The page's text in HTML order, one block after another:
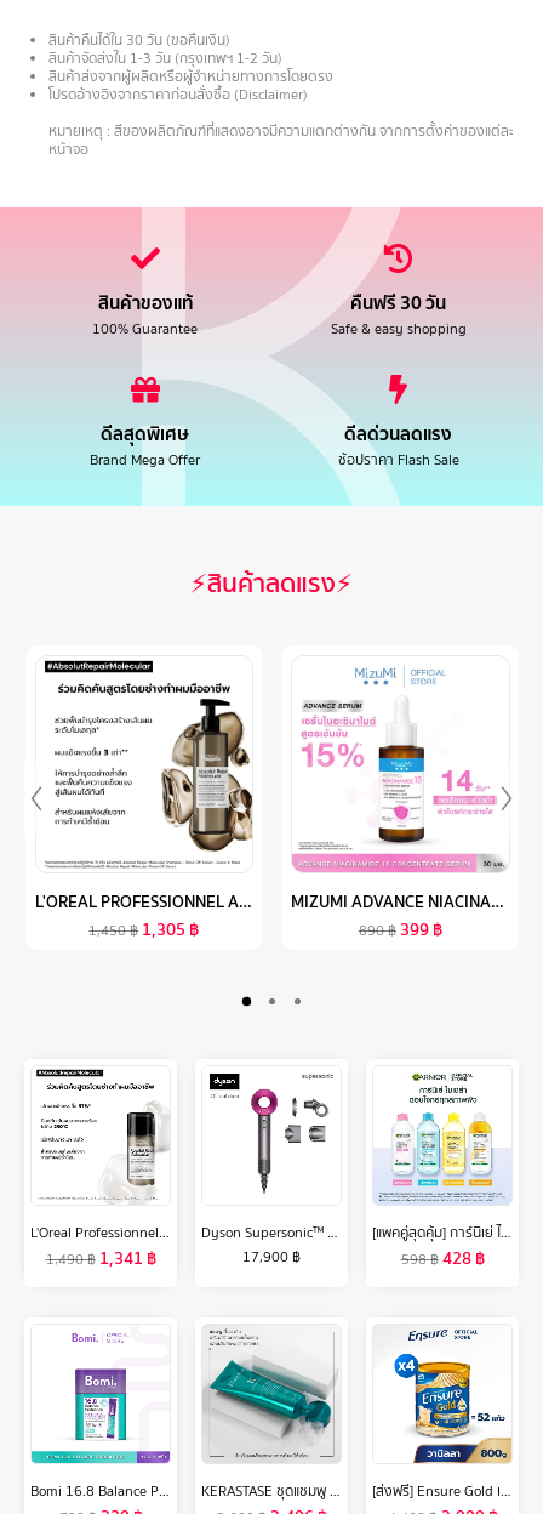
สินค้าคืนได้ใน 30 วัน (ขอคืนเงิน)
สินค้าจัดส่งใน 1-3 วัน (กรุงเทพฯ 1-2 วัน)
สินค้าส่งจากผู้ผลิตหรือผู้จำหน่ายทางการโดยตรง
โปรดอ้างอิงจากราคาก่อนสั่งซื้อ (Disclaimer)
หมายเหตุ : สีของผลิตภัณฑ์ที่แสดงอาจมีความแตกต่างกัน จากการตั้งค่าของแต่ละ
หน้าจอ
สินค้าของแท้
100% Guarantee
คืนฟรี 30 วัน
Safe & easy shopping
ดีลสุดพิเศษ
Brand Mega Offer
ดีลด่วนลดแรง
ช้อปราคา Flash Sale
⚡สินค้าลดแรง⚡
L'OREAL PROFESSIONNEL ABSOLUT REPAIR MOLECULAR RINSE-OFF SERUM 250ML ทรีตเมนต์เซรั่มแบบล้างออก คืนความแข็งแรงสู่เส้นผมได้ทันที (ทรีตเมนต์เซรั่มแบบล้างออก, คืนความแข็งแรงสู่เส้นผม, L'OREAL PRO,L'OREAL PROFESSIONAL,LOREAL PRO,LOREAL PROFESSIONAL)
1,450฿ 1,305 ฿
MIZUMI ADVANCE NIACINAMIDE 15 CONCENTRATE SERUM 30 ML เซรั่มไนอะซินาไมด์ สูตรเข้มข้น 15% ลดเลือนจุดด่างดำ ความหมองคล้ำ รอยแดง รอยดำที่ฝังลึก
890฿ 399฿
L'Oreal Professionnel ABSOLUT REPAIR MOLECULAR LEAVE-IN MASK 100ML ลีฟ-อิน ทรีตเมนต์ เนื้อครีมบางเบา บำรุงล้ำลึกถึงชั้นไฟเบอร์ (ลีฟ-อิน ทรีตเมนต์, เสริมแกนผมให้กลับมาแข็งแรง, L'Oreal Pro,L'Oreal Professional,LOreal Pro,LOreal Professional)
1,490฿ 1,341 ฿
Dyson Supersonic™ hair dryer HD15 (Iron/Fuchsia) ไดร์เป่าผม ไดสัน สีชมพู
17,900 ฿
[แพคคู่สุดคุ้ม] การ์นิเย่ ไมเซล่า คลีนซิ่ง วอเตอร์ วิตามินซี 400มลx2 GARNIER MICELLAR CLEANSING WATER VITAMIN C 400MLx2
598฿428฿
Bomi 16.8 Balance Probiotics (14 x 3g) โบมิ โพรไบโอติกส์ พร้อมทาน
KERASTASE ชุดแชมพู + มาส์กดูแลผมเสีย เปราะ ฉีกขาด แตกปลาย จากการทำสีและทำเคมีซ้ำซ้อน RESISTANCE THERAPISTE SHAMPOO 250 ml + MASQUE 200 ml FOR DAMAGED HAIR (เคเรสตาส,ผมเสีย,เคราสตาส,เทอราพิส,ยาสระผม)
[ส่งฟรี] Ensure Gold เอนชัวร์ โกลด์ กลิ่นวานิลลา 800g 4 กระป๋อง Ensure Gold Vanilla 800g x4